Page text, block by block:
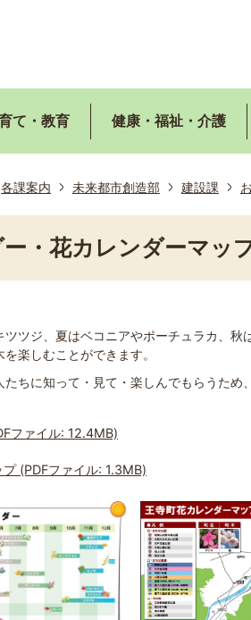
て・教育 健康・福祉・介護
各課案内 未来都市創造部 建設課
・花カレンダーマッ
ツジ、夏はベコニアやポーチュラカ、秋
楽しむことができます。
ちに知って・見て・楽しんでもらうため
ファイル: 12.4MB)
(PDFファイル: 1.3MB)